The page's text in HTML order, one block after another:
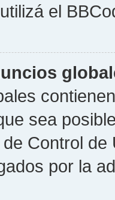
el
sea
Control
por la